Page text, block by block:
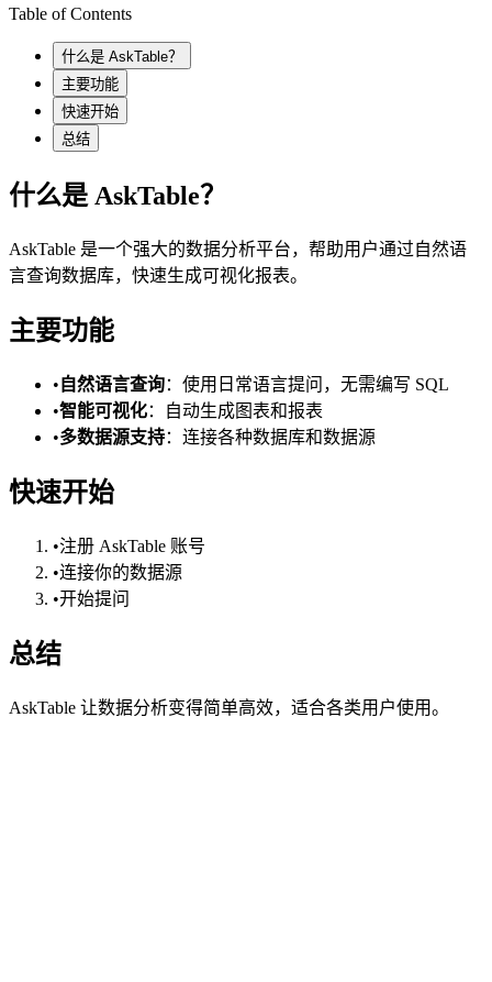
Table of Contents
什么是 AskTable？
主要功能
快速开始
总结
什么是 AskTable？
AskTable 是一个强大的数据分析平台，帮助用户通过自然语
言查询数据库，快速生成可视化报表。
主要功能
• 自然语言查询：使用日常语言提问，无需编写 SQL
•智能可视化：自动生成图表和报表
•多数据源支持：连接各种数据库和数据源
快速开始
•注册 AskTable 账号
•连接你的数据源
•开始提问
总结
AskTable 让数据分析变得简单高效，适合各类用户使用。